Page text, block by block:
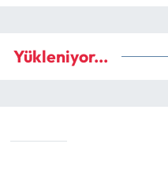
Yükleniyor...